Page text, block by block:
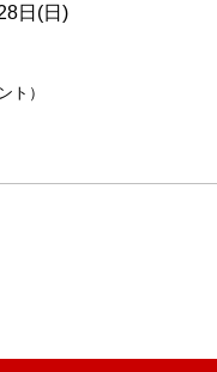
日(日)
ト）
利用でたまるポイントの